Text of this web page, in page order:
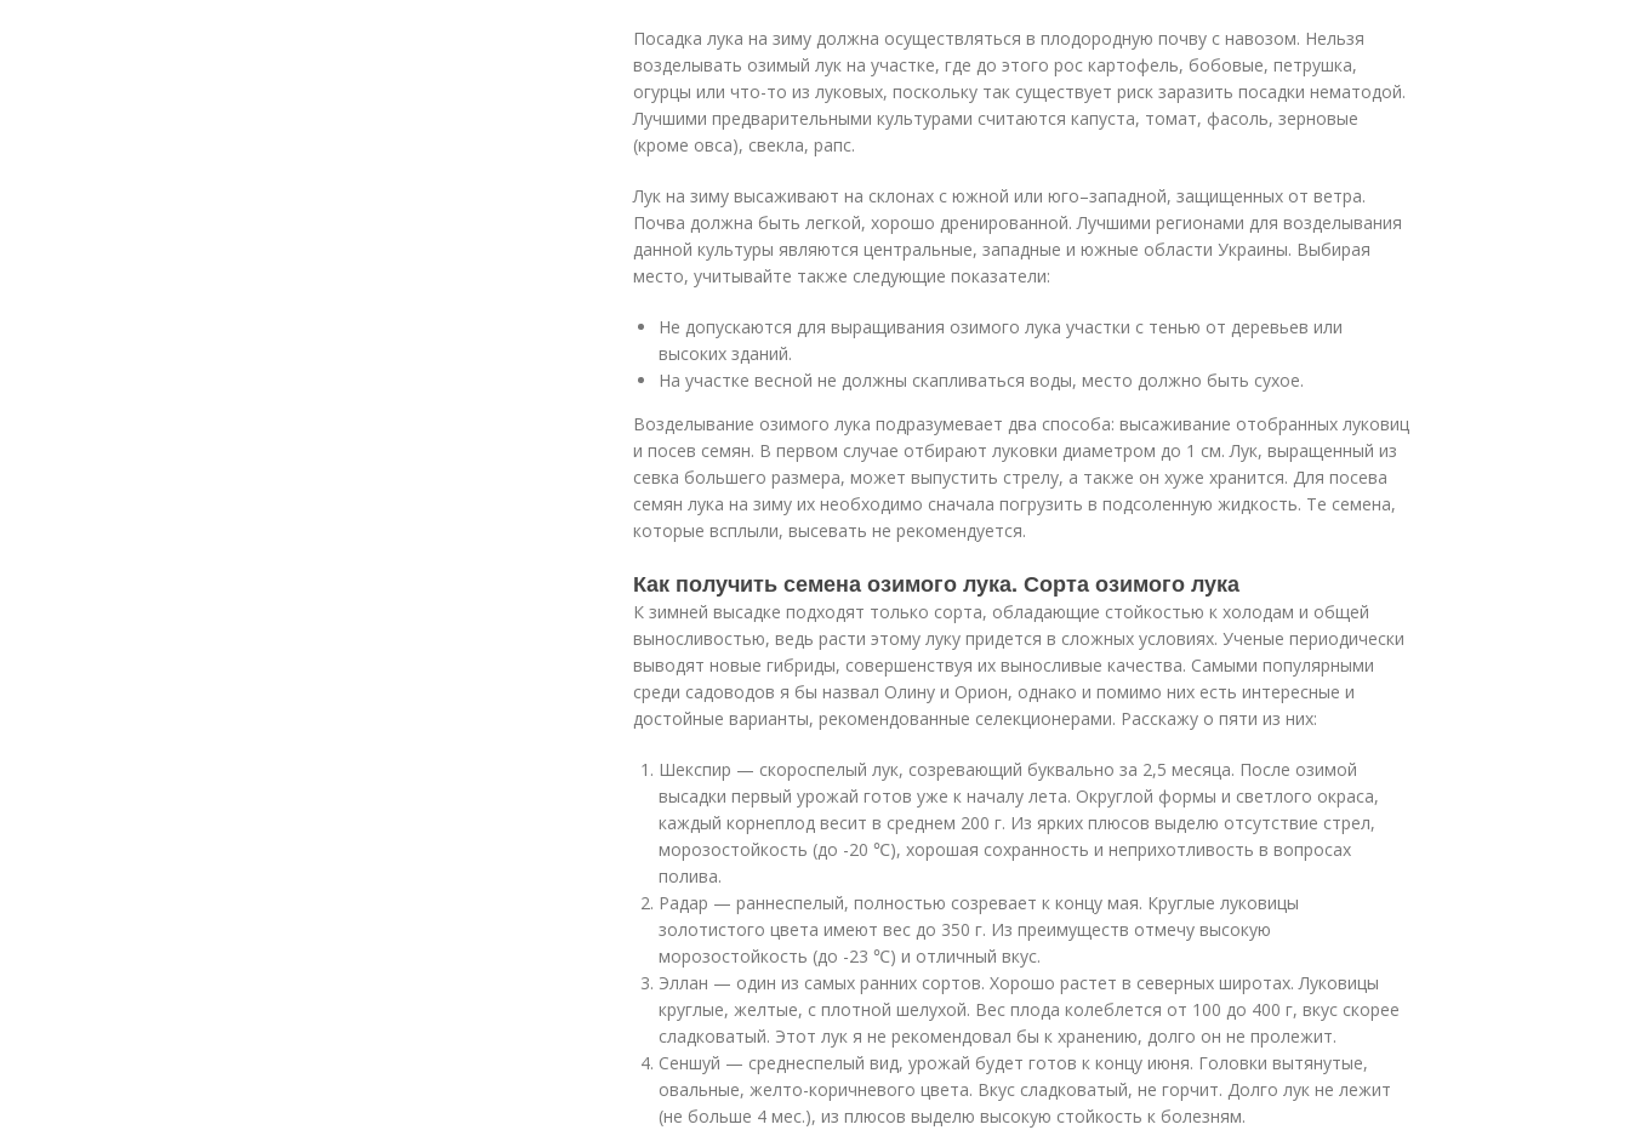
Посадка лука на зиму должна осуществляться в плодородную почву с навозом. Нельзя
возделывать озимый лук на участке, где до этого рос картофель, бобовые, петрушка,
огурцы или что-то из луковых, поскольку так существует риск заразить посадки нематодой.
Лучшими предварительными культурами считаются капуста, томат, фасоль, зерновые
(кроме овса), свекла, рапс.
Лук на зиму высаживают на склонах с южной или юго–западной, защищенных от ветра.
Почва должна быть легкой, хорошо дренированной. Лучшими регионами для возделывания
данной культуры являются центральные, западные и южные области Украины. Выбирая
место, учитывайте также следующие показатели:
Не допускаются для выращивания озимого лука участки с тенью от деревьев или
высоких зданий.
На участке весной не должны скапливаться воды, место должно быть сухое.
Возделывание озимого лука подразумевает два способа: высаживание отобранных луковиц
и посев семян. В первом случае отбирают луковки диаметром до 1 см. Лук, выращенный из
севка большего размера, может выпустить стрелу, а также он хуже хранится. Для посева
семян лука на зиму их необходимо сначала погрузить в подсоленную жидкость. Те семена,
которые всплыли, высевать не рекомендуется.
Как получить семена озимого лука. Сорта озимого лука
К зимней высадке подходят только сорта, обладающие стойкостью к холодам и общей
выносливостью, ведь расти этому луку придется в сложных условиях. Ученые периодически
выводят новые гибриды, совершенствуя их выносливые качества. Самыми популярными
среди садоводов я бы назвал Олину и Орион, однако и помимо них есть интересные и
достойные варианты, рекомендованные селекционерами. Расскажу о пяти из них:
Шекспир — скороспелый лук, созревающий буквально за 2,5 месяца. После озимой
высадки первый урожай готов уже к началу лета. Округлой формы и светлого окраса,
каждый корнеплод весит в среднем 200 г. Из ярких плюсов выделю отсутствие стрел,
морозостойкость (до -20 ℃), хорошая сохранность и неприхотливость в вопросах
полива.
Радар — раннеспелый, полностью созревает к концу мая. Круглые луковицы
золотистого цвета имеют вес до 350 г. Из преимуществ отмечу высокую
морозостойкость (до -23 ℃) и отличный вкус.
Эллан — один из самых ранних сортов. Хорошо растет в северных широтах. Луковицы
круглые, желтые, с плотной шелухой. Вес плода колеблется от 100 до 400 г, вкус скорее
сладковатый. Этот лук я не рекомендовал бы к хранению, долго он не пролежит.
Сеншуй — среднеспелый вид, урожай будет готов к концу июня. Головки вытянутые,
овальные, желто-коричневого цвета. Вкус сладковатый, не горчит. Долго лук не лежит
(не больше 4 мес.), из плюсов выделю высокую стойкость к болезням.